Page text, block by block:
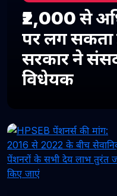
₹2,000 से
पर लग सकता
सरकार ने
विधेयक